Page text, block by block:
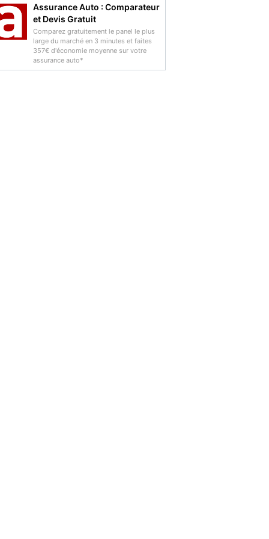
Assurance Auto : Comparateur
et Devis Gratuit
Comparez gratuitement le panel le plus
large du marché en 3 minutes et faites
357€ d'économie moyenne sur votre
assurance auto*